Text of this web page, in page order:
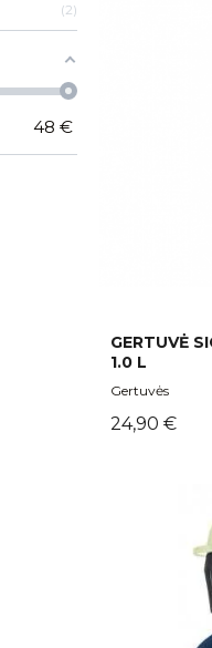
GERTUVĖ
1.0 L
Gertuvės
Kaina
24,90 €
2
48 €